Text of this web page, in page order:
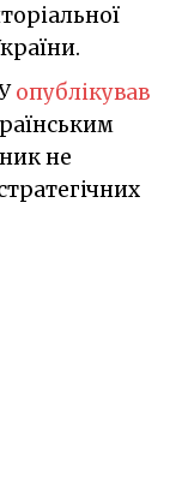
опублікував
не